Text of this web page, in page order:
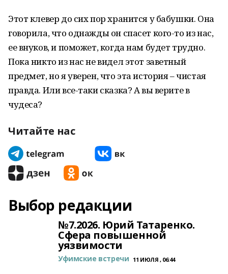
Этот клевер до сих пор хранится у бабушки. Она
говорила, что однажды он спасет кого-то из нас,
ее внуков, и поможет, когда нам будет трудно.
Пока никто из нас не видел этот заветный
предмет, но я уверен, что эта история – чистая
правда. Или все-таки сказка? А вы верите в
чудеса?
Читайте нас
Выбор редакции
№7.2026. Юрий Татаренко.
Сфера повышенной
уязвимости
Уфимские встречи 11 ИЮЛЯ , 06:44